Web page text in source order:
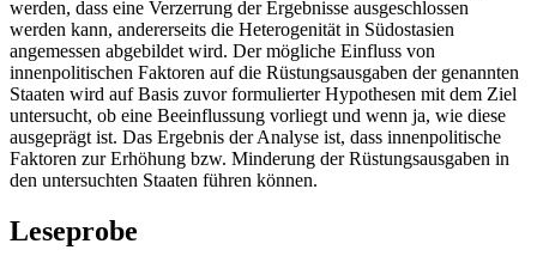
werden, dass eine Verzerrung der Ergebnisse ausgeschlossen
werden kann, andererseits die Heterogenität in Südostasien
angemessen abgebildet wird. Der mögliche Einfluss von
innenpolitischen Faktoren auf die Rüstungsausgaben der genannten
Staaten wird auf Basis zuvor formulierter Hypothesen mit dem Ziel
untersucht, ob eine Beeinflussung vorliegt und wenn ja, wie diese
ausgeprägt ist. Das Ergebnis der Analyse ist, dass innenpolitische
Faktoren zur Erhöhung bzw. Minderung der Rüstungsausgaben in
den untersuchten Staaten führen können.
Leseprobe